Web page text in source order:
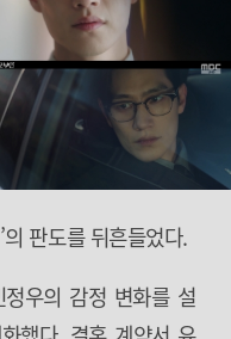
판도를 뒤흔들었다.
우의 감정 변화를 설